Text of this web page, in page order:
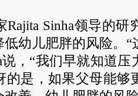
Sinha领导的研
幼儿肥胖的风险。
说，“我们早就知道
的是，如果父母能够